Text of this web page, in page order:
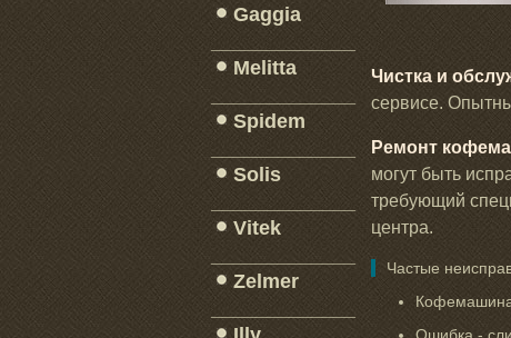
Gaggia
Melitta
Spidem
Solis
_____________
Vitek
Zelmer
Чистка и
сервисе.
Ремонт
могут быть
требующий
центра.
Частые
Ошибка -